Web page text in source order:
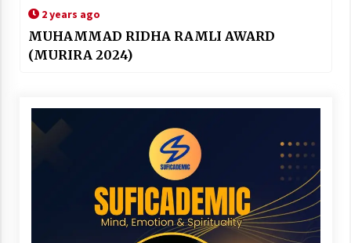
2 years ago
MUHAMMAD RIDHA RAMLI AWARD
(MURIRA 2024)